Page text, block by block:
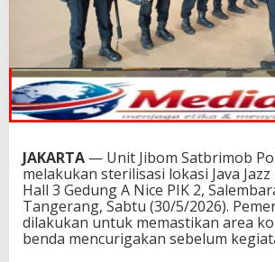
JAKARTA — Unit Jibom Satbrimob
melakukan sterilisasi lokasi Java
Hall 3 Gedung A Nice PIK 2,
Tangerang, Sabtu (30/5/2026).
dilakukan untuk memastikan area
benda mencurigakan sebelum